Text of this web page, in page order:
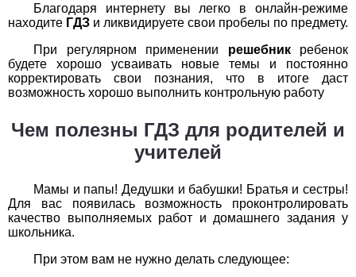
3 5 8 10
Физика
1
2 3 4 5 6 7 8 9 10
11
Французский язык
5
Химия
1
2
Черчение
Благодаря интернету вы легко в онлайн-режиме
находите ГДЗ и ликвидируете свои пробелы по предмету.
При регулярном применении решебникребенок
будете хорошо усваивать новые темы и постоянно
корректировать свои познания, что в итоге даст
возможность хорошо выполнить контрольную работу
Чем полезны ГДЗ для родителей и
учителей
Мамы и папы! Дедушки и бабушки! Братья и сестры!
Для вас появилась возможность проконтролировать
качество выполняемых работ и домашнего задания у
школьника.
При этом вам не нужно делать следующее: